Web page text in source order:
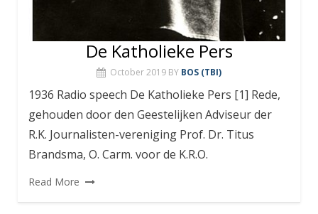
De Katholieke Pers
October 2019 BY BOS (TBI)
1936 Radio speech De Katholieke Pers [1] Rede,
gehouden door den Geestelijken Adviseur der
R.K. Journalisten-vereniging Prof. Dr. Titus
Brandsma, O. Carm. voor de K.R.O.
Read More